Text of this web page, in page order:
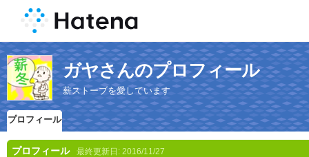
ガヤさんのプロフィール
薪ストーブを愛しています
プロフィール
プロフィール 最終更新日: 2016/11/27